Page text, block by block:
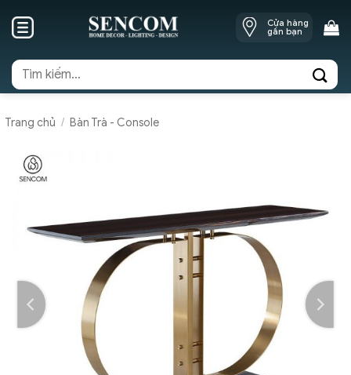
Cửa hàng
gần bạn
Tìm
kiếm:
Trang chủ / Bàn Trà - Console